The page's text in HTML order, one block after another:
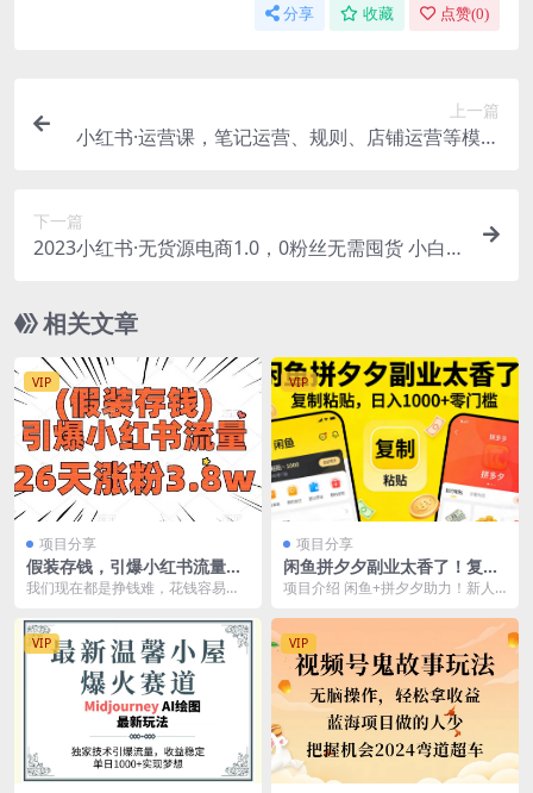
分享 收藏 点赞(0)
上一篇
小红书·运营课，笔记运营、规则、店铺运营等模块
下一篇
2023小红书·无货源电商1.0，0粉丝无需囤货 小白
相关文章
VIP
项目分享
假装存钱，引爆小红书流量，
26天涨粉3.8w，作品制作简
我们现在都是挣钱难，花钱容易。
假装存钱是一种很好玩...
VIP
项目分享
闲鱼拼夕夕副业太香了！复制
粘贴，日入 1000 + 零门槛
项目介绍 闲鱼+拼夕夕助力！新人
贴，日入1000...
VIP VIP